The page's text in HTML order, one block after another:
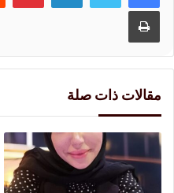
طباعة
مقالات ذات صلة